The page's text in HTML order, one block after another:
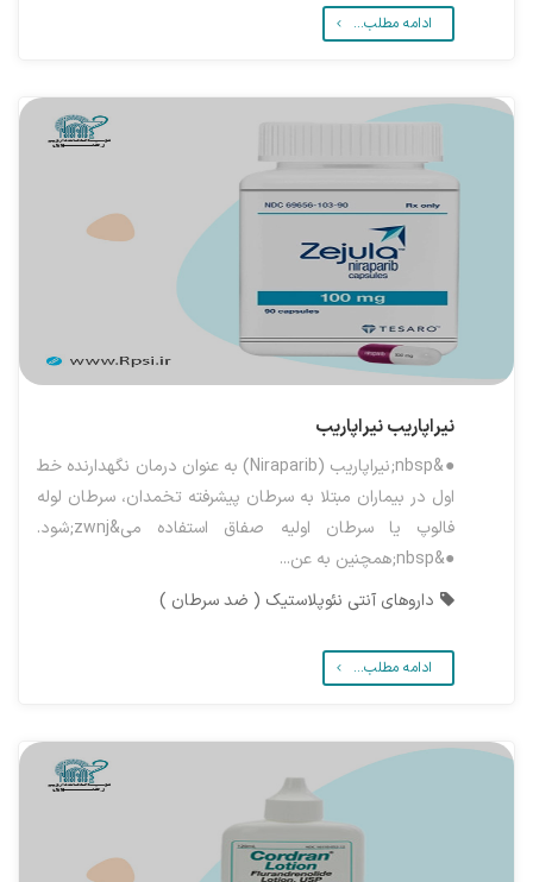
ادامه مطلب...
نیراپاریبنیراپاریب
●&nbsp;نیراپاریب (Niraparib) به عنوان درمان نگهدارنده خط
اول در بیماران مبتلا به سرطان پیشرفته تخمدان، سرطان لوله
فالوپ یا سرطان اولیه صفاق استفاده می&zwnj;شود.
●&nbsp;همچنین به عن...
داروهای آنتی نئوپلاستیک ( ضد سرطان )
ادامه مطلب...